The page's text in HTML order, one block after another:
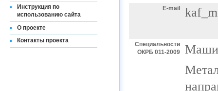
Инструкция по
использованию сайта
О проекте
Контакты проекта
E-mail
Специальности
ОКРБ 011-2009